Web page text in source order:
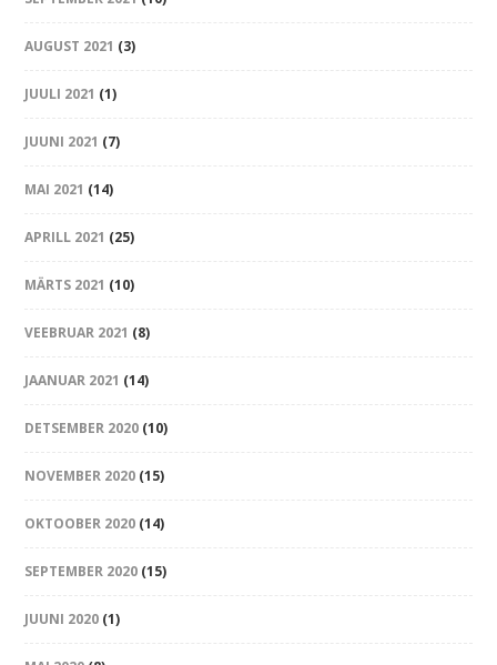
AUGUST 2021 (3)
JUULI 2021 (1)
JUUNI 2021 (7)
MAI 2021 (14)
APRILL 2021 (25)
MÄRTS 2021 (10)
VEEBRUAR 2021 (8)
JAANUAR 2021 (14)
DETSEMBER 2020 (10)
NOVEMBER 2020 (15)
OKTOOBER 2020 (14)
SEPTEMBER 2020 (15)
JUUNI 2020 (1)